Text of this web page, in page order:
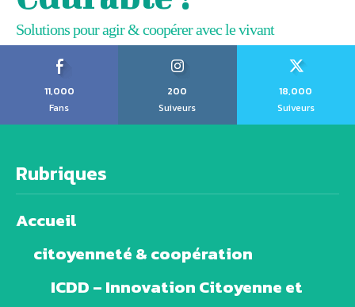
Solutions pour agir & coopérer avec le vivant
11,000
Fans
200
Suiveurs
18,000
Suiveurs
Rubriques
Accueil
citoyenneté & coopération
ICDD – Innovation Citoyenne et